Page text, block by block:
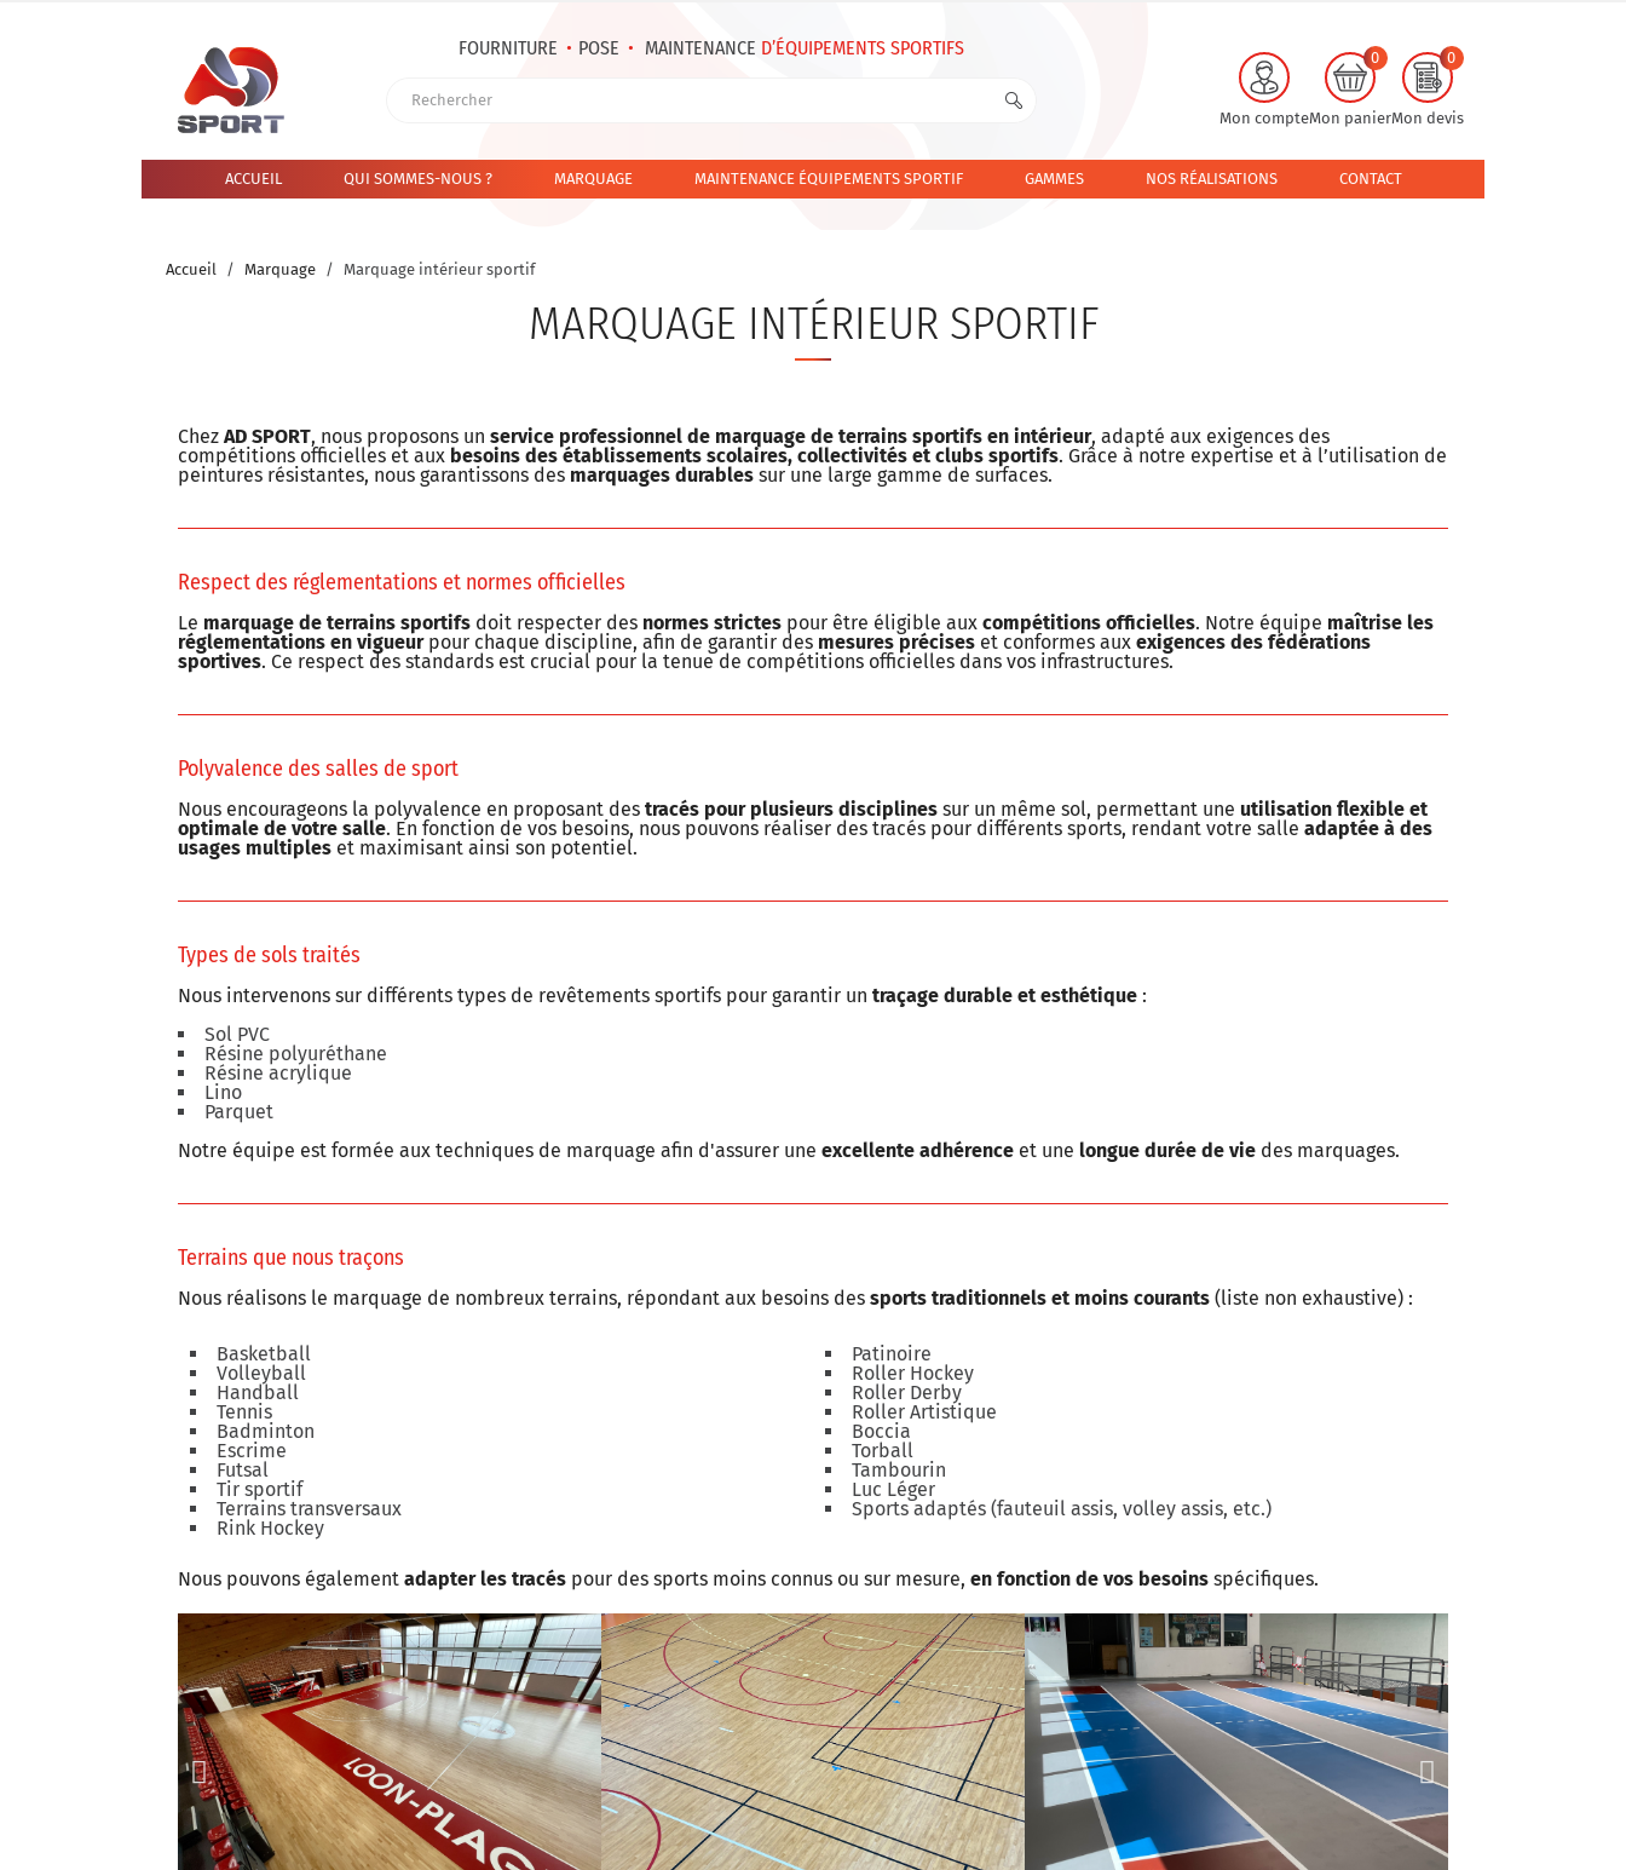
FOURNITURE • POSE • MAINTENANCE D’ÉQUIPEMENTS SPORTIFS
Mon compteMon panier
0
Mon devis
0
ACCUEIL QUI SOMMES-NOUS ? MARQUAGE MAINTENANCE ÉQUIPEMENTS SPORTIF GAMMES NOS RÉALISATIONS CONTACT
Accueil Marquage Marquage intérieur sportif
MARQUAGE INTÉRIEUR SPORTIF
Chez AD SPORT, nous proposons un service professionnel de marquage de terrains sportifs en intérieur, adapté aux exigences des
compétitions officielles et aux besoins des établissements scolaires, collectivités et clubs sportifs. Grâce à notre expertise et à l’utilisation de
peintures résistantes, nous garantissons des marquages durables sur une large gamme de surfaces.
Respect des réglementations et normes officielles
Le marquage de terrains sportifs doit respecter des normes strictes pour être éligible aux compétitions officielles. Notre équipe maîtrise les
réglementations en vigueurpour chaque discipline, afin de garantir des mesures précises et conformes aux exigences des fédérations
sportives. Ce respect des standards est crucial pour la tenue de compétitions officielles dans vos infrastructures.
Polyvalence des salles de sport
Nous encourageons la polyvalence en proposant des tracés pour plusieurs disciplines sur un même sol, permettant une utilisation flexible et
optimale de votre salle. En fonction de vos besoins, nous pouvons réaliser des tracés pour différents sports, rendant votre salle adaptée à des
usages multiples et maximisant ainsi son potentiel.
Types de sols traités
Nous intervenons sur différents types de revêtements sportifs pour garantir un traçage durable et esthétique :
Sol PVC
Résine polyuréthane
Résine acrylique
Lino
Parquet
Notre équipe est formée aux techniques de marquage afin d'assurer une excellente adhérence et une longue durée de vie des marquages.
Terrains que nous traçons
Nous réalisons le marquage de nombreux terrains, répondant aux besoins des sports traditionnels et moins courants (liste non exhaustive) :
Basketball
Volleyball
Handball
Tennis
Badminton
Escrime
Futsal
Tir sportif
Terrains transversaux
Rink Hockey
Patinoire
Roller Hockey
Roller Derby
Roller Artistique
Boccia
Torball
Tambourin
Luc Léger
Sports adaptés (fauteuil assis, volley assis, etc.)
Nous pouvons également adapter les tracés pour des sports moins connus ou sur mesure, en fonction de vos besoins spécifiques.